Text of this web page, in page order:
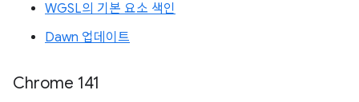
WGSL의 기본 요소 색인
Dawn 업데이트
Chrome 141